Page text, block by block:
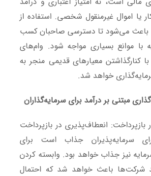
یا اموال غیرمنقول شخصی. استفاده از
باعث می‌شود تا دسترسی صاحبان کسب
با موانع بسیاری مواجه شود. وام‌های
کنارگذاشتن معیارهای قدیمی منجر به
خواهد شد.
مبتنی بر درآمد برای سرمایه‌گذاران
بازپرداخت: انعطاف‌پذیری در بازپرداخت
برای سرمایه‌پذیران جذاب است برای
نیز جذاب خواهد بود. وابسته کردن
شرکت‌ها باعث خواهد شد که احتمال